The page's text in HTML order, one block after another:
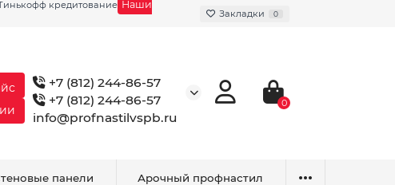
кредитование Наши
Закладки 0
+7 (812) 244-86-57
+7 (812) 244-86-57
info@profnastilvspb.ru
0
панели Арочный профнастил